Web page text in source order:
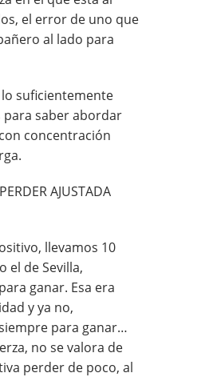
el error de uno que
al lado para
suficientemente
para saber abordar
concentración
AJUSTADA
llevamos 10
el de Sevilla,
ganar. Esa era
y ya no,
para ganar…
no se valora de
perder de poco, al